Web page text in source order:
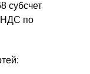
субсчет
НДС по